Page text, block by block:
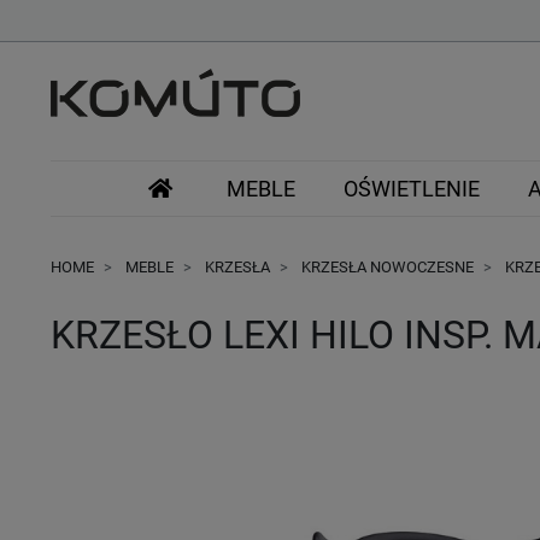
MEBLE OŚWIETLENIE
HOME MEBLE KRZESŁA KRZESŁA NOWOCZESNE
KRZESŁO LEXI HILO INSP.